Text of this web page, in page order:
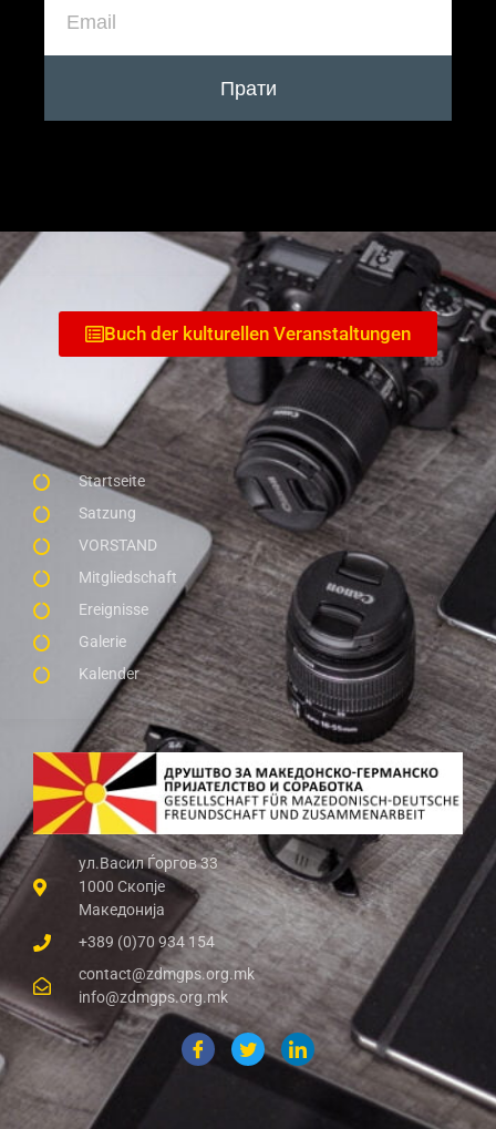
Прати
ул.Васил Ѓоргов 33
1000 Скопје
Македонија
+389 (0)70 934 154
contact@zdmgps.org.mk
info@zdmgps.org.mk
Startseite
Satzung
VORSTAND
Mitgliedschaft
Ereignisse
Galerie
Kalender
Buch der kulturellen Veranstaltungen